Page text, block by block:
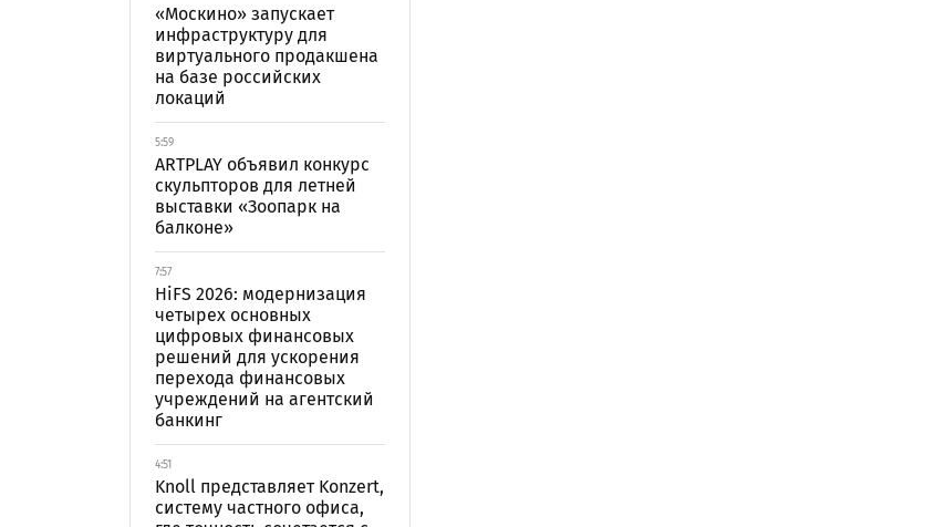
«Москино» запускает
инфраструктуру для
виртуального продакшена
на базе российских
локаций
5:59
ARTPLAY объявил конкурс
скульпторов для летней
выставки «Зоопарк на
балконе»
7:57
HiFS 2026: модернизация
четырех основных
цифровых финансовых
решений для ускорения
перехода финансовых
учреждений на агентский
банкинг
4:51
Knoll представляет Konzert,
систему частного офиса,